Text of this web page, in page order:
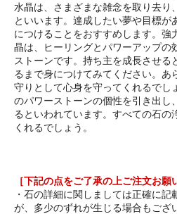
水晶は、さまざまな雑念を取り去り
といいます。達成したい夢や目標が
につけることをおすすめします。強
晶は、ヒーリングとパワーアップの
ストーンです。持ち主を成長させる
るまで身につけてみてください。あ
守りとして心身を守ってくれるでし
のパワーストーンの個性を引き出し
るといわれています。すべての石の
くれるでしょう。
［下記の点をご了承の上ご注文お願
・石の詳細に関しましては正確に
が、多少のずれが生じる場合もござ